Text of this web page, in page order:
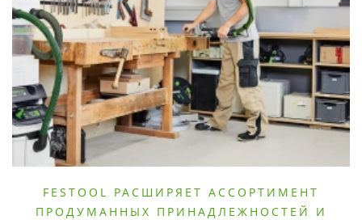
FESTOOL РАСШИРЯЕТ АССОРТИМЕНТ
ПРОДУМАННЫХ ПРИНАДЛЕЖНОСТЕЙ И